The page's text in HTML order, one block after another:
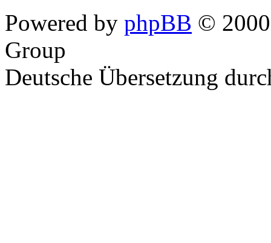
Powered by phpBB ©
Group
Deutsche Übersetzung